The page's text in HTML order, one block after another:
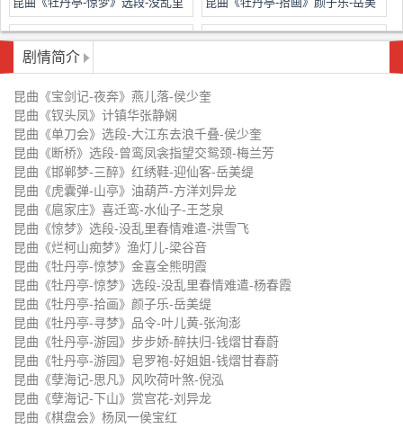
春情难遣-杨春霞
缇
昆曲《牡丹亭-寻梦》品令-叶儿黄-
张洵澎
昆曲《牡丹亭-游园》步步娇-醉扶
昆曲《牡丹亭-游园》皂罗袍-好姐
姐-钱熠甘春蔚
昆曲《孽海记-思凡》风吹荷叶煞-
倪泓
昆曲《孽海记-下山》赏宫花-刘异
龙
昆曲《千里送京娘》侯少奎侯爽
昆曲《墙头马上》选段-望断秋水
心情便凭难耐-俞振飞言慧珠
昆曲《桃花扇》选段-晴窗雨窗只
待宏才访-杨春霞蔡正仁
昆曲《天下乐-嫁妹》石榴花-方洋
昆曲《铁冠图-刺虎》滚绣球-张静
娴吴双
昆曲《游园》选段-袅情丝吹来闲
庭院-洪雪飞
昆曲《游园惊梦》选段-原来姹紫
嫣红开遍-梅兰芳
昆曲《游园惊梦》选段-则为你如
花美眷-俞振飞梅兰芳
昆曲《玉簪记-琴挑》朝元歌-前腔-
华文漪岳美悌
昆曲《玉簪记-琴挑》前腔-岳美悌
昆曲《玉簪记-秋江》小桃红-华文
漪岳美悌
昆曲《跃鲤记-芦林》刘异龙张静
贤
昆曲《长生殿-弹词》六转-计镇华
昆曲《长生殿-惊变》泣颜回-蔡正
仁张静娴
昆曲《长生殿-惊变》石榴花-蔡正
昆曲《长生殿-酒楼》集贤宾-计镇
剧情简介
昆曲《宝剑记-夜奔》燕儿落-侯少奎
昆曲《钗头凤》计镇华张静娴
昆曲《单刀会》选段-大江东去浪千叠-侯少奎
昆曲《断桥》选段-曾鸾凤衾指望交鸳颈-梅兰芳
昆曲《邯郸梦-三醉》红绣鞋-迎仙客-岳美缇
昆曲《虎囊弹-山亭》油葫芦-方洋刘异龙
昆曲《扈家庄》喜迁鸾-水仙子-王芝泉
昆曲《惊梦》选段-没乱里春情难遣-洪雪飞
昆曲《烂柯山痴梦》渔灯儿-梁谷音
昆曲《牡丹亭-惊梦》金喜全熊明霞
昆曲《牡丹亭-惊梦》选段-没乱里春情难遣-杨春霞
昆曲《牡丹亭-拾画》颜子乐-岳美缇
昆曲《牡丹亭-寻梦》品令-叶儿黄-张洵澎
昆曲《牡丹亭-游园》步步娇-醉扶归-钱熠甘春蔚
昆曲《牡丹亭-游园》皂罗袍-好姐姐-钱熠甘春蔚
昆曲《孽海记-思凡》风吹荷叶煞-倪泓
昆曲《孽海记-下山》赏宫花-刘异龙
昆曲《棋盘会》杨凤一侯宝红